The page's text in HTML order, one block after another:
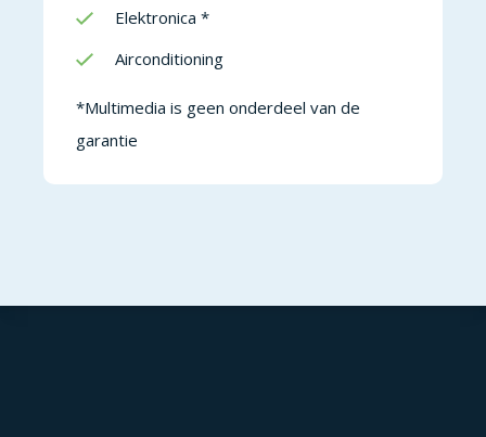
Elektronica *
Airconditioning
*Multimedia is geen onderdeel van de
garantie